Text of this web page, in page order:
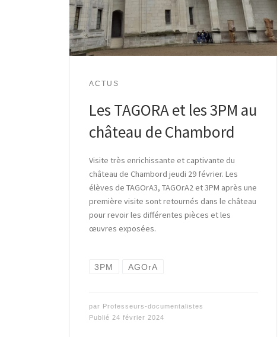
ACTUS
Les TAGORA et les 3PM au
château de Chambord
Visite très enrichissante et captivante du
château de Chambord jeudi 29 février. Les
élèves de TAGOrA3, TAGOrA2 et 3PM après une
première visite sont retournés dans le château
pour revoir les différentes pièces et les
œuvres exposées.
3PM AGOrA
par Professeurs-documentalistes
Publié 24 février 2024